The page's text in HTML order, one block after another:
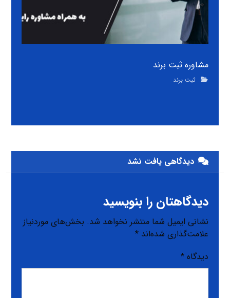
مشاوره ثبت برند
ثبت برند
دیدگاهی یافت نشد
دیدگاهتان را بنویسید
نشانی ایمیل شما منتشر نخواهد شد. بخش‌های موردنیاز
علامت‌گذاری شده‌اند*
دیدگاه*